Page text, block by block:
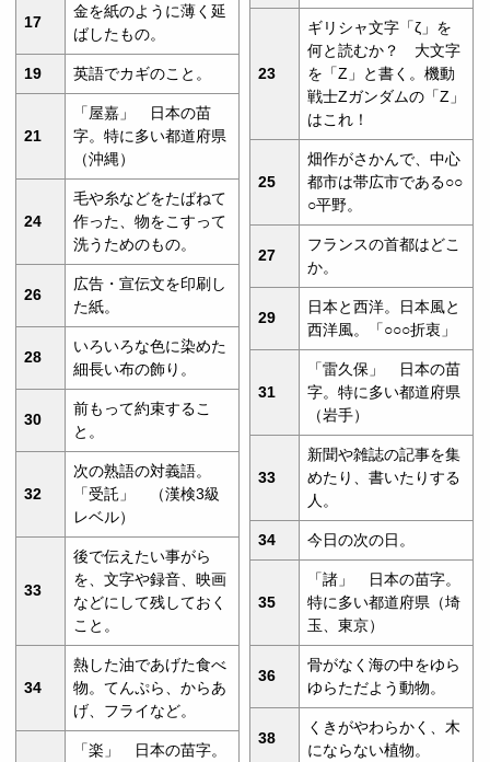
17
金を紙のように薄く延
ばしたもの。
19 英語でカギのこと。
21
「屋嘉」 日本の苗
字。特に多い都道府県
（沖縄）
24
毛や糸などをたばねて
作った、物をこすって
洗うためのもの。
26
広告・宣伝文を印刷し
た紙。
28
いろいろな色に染めた
細長い布の飾り。
30
前もって約束するこ
と。
32
次の熟語の対義語。
「受託」 （漢検3級
レベル）
33
後で伝えたい事がら
を、文字や録音、映画
などにして残しておく
こと。
34
熱した油であげた食べ
物。てんぷら、からあ
げ、フライなど。
「楽」 日本の苗字。
23
ギリシャ文字「ζ」を
何と読むか？ 大文字
を「Ζ」と書く。機動
戦士Ζガンダムの「Z」
はこれ！
25
畑作がさかんで、中心
都市は帯広市である○○
○平野。
27
フランスの首都はどこ
か。
29
日本と西洋。日本風と
西洋風。「○○○折衷」
31
「雷久保」 日本の苗
字。特に多い都道府県
（岩手）
33
新聞や雑誌の記事を集
めたり、書いたりする
人。
34 今日の次の日。
35
「諸」 日本の苗字。
特に多い都道府県（埼
玉、東京）
36
骨がなく海の中をゆら
ゆらただよう動物。
38
くきがやわらかく、木
にならない植物。